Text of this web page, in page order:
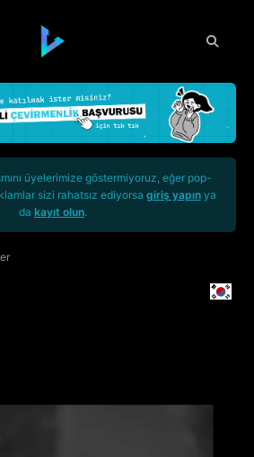
üyelerimize göstermiyoruz, eğer pop-
sizi rahatsız ediyorsa giriş yapınya
da kayıt olun.